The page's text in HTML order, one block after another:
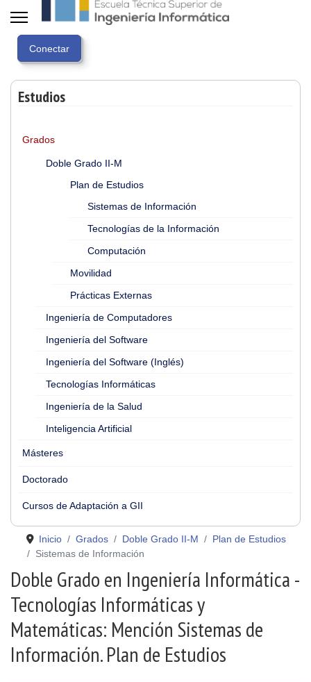
Estudios
Grados
Doble Grado II-M
Plan de Estudios
Sistemas de Información
Tecnologías de la Información
Computación
Movilidad
Prácticas Externas
Ingeniería de Computadores
Ingeniería del Software
Ingeniería del Software (Inglés)
Tecnologías Informáticas
Ingeniería de la Salud
Inteligencia Artificial
Másteres
Doctorado
Cursos de Adaptación a GII
Inicio Grados Doble Grado II-M
Plan de Estudios
Sistemas de Información
Doble Grado en Ingeniería Informática -
Tecnologías Informáticas y
Matemáticas: Mención Sistemas de
Información. Plan de Estudios